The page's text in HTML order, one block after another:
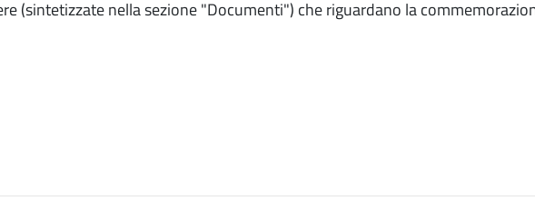
(sintetizzate nella sezione "Documenti") che riguardano la